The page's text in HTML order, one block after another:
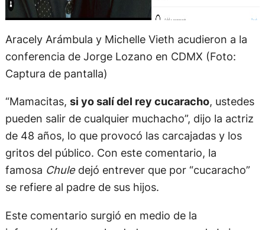
Aracely Arámbula y Michelle Vieth acudieron a la
conferencia de Jorge Lozano en CDMX (Foto:
Captura de pantalla)
“Mamacitas, si yo salí del rey cucaracho, ustedes
pueden salir de cualquier muchacho”, dijo la actriz
de 48 años, lo que provocó las carcajadas y los
gritos del público. Con este comentario, la
famosa Chuledejó entrever que por “cucaracho”
se refiere al padre de sus hijos.
Este comentario surgió en medio de la